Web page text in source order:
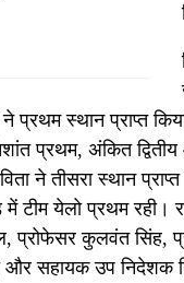
स्थान प्राप्त
प्रथम, अंकित
ने तीसरा स्थान
में टीम येलो प्रथम
प्रोफेसर कुलवंत सिंह,
सहायक उप निदेशक